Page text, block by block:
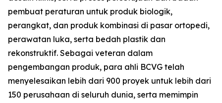
pembuat peraturan untuk produk biologik,
perangkat, dan produk kombinasi di pasar ortopedi,
perawatan luka, serta bedah plastik dan
rekonstruktif. Sebagai veteran dalam
pengembangan produk, para ahli BCVG telah
menyelesaikan lebih dari 900 proyek untuk lebih dari
150 perusahaan di seluruh dunia, serta memimpin